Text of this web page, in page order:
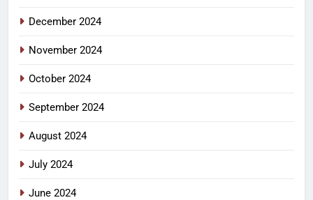
December 2024
November 2024
October 2024
September 2024
August 2024
July 2024
June 2024